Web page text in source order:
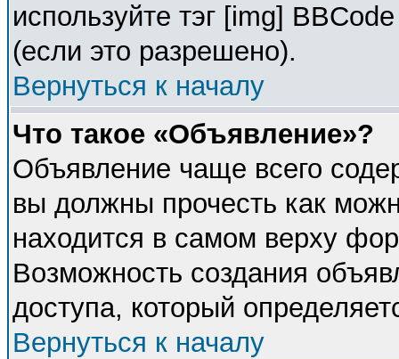
используйте тэг [img]
(если это разрешено).
Вернуться к началу
Что такое «Объявление»?
Объявление чаще всего
вы должны прочесть как
находится в самом верху
Возможность создания
доступа, который
Вернуться к началу